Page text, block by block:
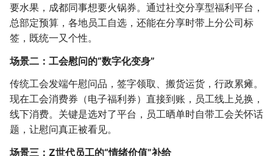
要水果，成都同事想要火锅券。通过社交分享型福利平台，
总部定预算，各地员工自选，还能在分享时带上分公司标
签，既统一又个性。
场景二：工会慰问的“数字化变身”
传统工会发端午慰问品，签字领取、搬货运货，行政累瘫。
现在工会消费券（电子福利券）直接到账，员工线上兑换，
线下消费。关键是选对了平台，员工晒单时自带工会关怀话
题，让慰问真正被看见。
场景三：Z世代员工的“情绪价值”补给